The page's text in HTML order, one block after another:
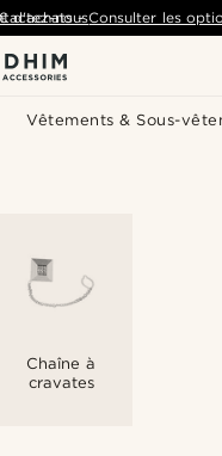
Vêtements & Sous-
d'achats- Consulter les
nous
Chaîne à
cravates